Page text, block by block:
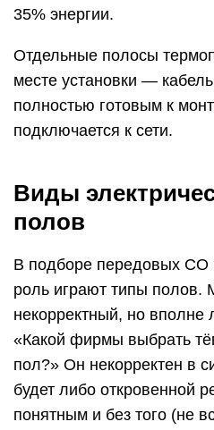
35% энергии.
Отдельные полосы
месте установки —
полностью готовым к
подключается к сети.
Виды
полов
В подборе передовых СО
роль играют типы полов.
некорректный, но вполне
«Какой фирмы выбрать
пол?» Он некорректен в
будет либо откровенной
понятным и без того (не